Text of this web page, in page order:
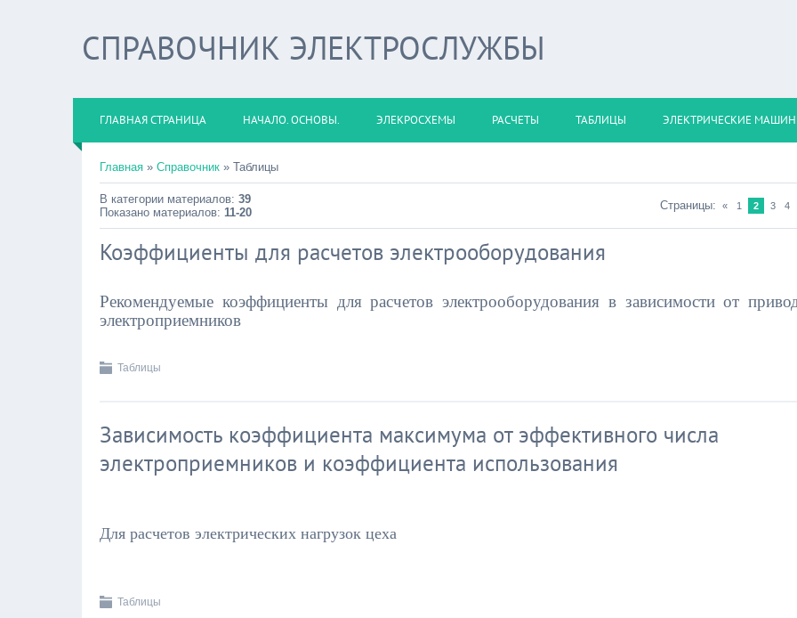
СПРАВОЧНИК ЭЛЕКТРОСЛУЖБЫ
ГЛАВНАЯ СТРАНИЦА НАЧАЛО. ОСНОВЫ. ЭЛЕКРОСХЕМЫ РАСЧЕТЫ ТАБЛИЦЫ ЭЛЕКТРИЧЕСКИЕ
Главная » Справочник » Таблицы
В категории материалов: 39
Показано материалов: 11-20
Страницы: « 1 2 3 4
Коэффициенты для расчетов электрооборудования
Рекомендуемые коэффициенты для расчетов электрооборудования в зависимости от
электроприемников
Таблицы
Зависимость коэффициента максимума от эффективного числа
электроприемников и коэффициента использования
Для расчетов электрических нагрузок цеха
Таблицы